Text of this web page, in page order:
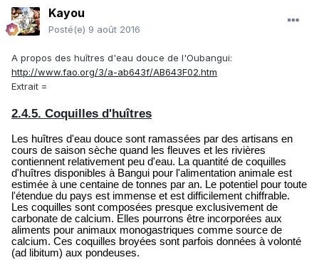
Kayou
Posté(e) 9 août 2016
A propos des huîtres d'eau douce de l'Oubangui:
http://www.fao.org/3/a-ab643f/AB643F02.htm
Extrait =
2.4.5. Coquilles d'huîtres
Les huîtres d'eau douce sont ramassées par des artisans en
cours de saison sèche quand les fleuves et les rivières
contiennent relativement peu d'eau. La quantité de coquilles
d'huîtres disponibles à Bangui pour l'alimentation animale est
estimée à une centaine de tonnes par an. Le potentiel pour toute
l'étendue du pays est immense et est difficilement chiffrable.
Les coquilles sont composées presque exclusivement de
carbonate de calcium. Elles pourrons être incorporées aux
aliments pour animaux monogastriques comme source de
calcium. Ces coquilles broyées sont parfois données à volonté
(ad libitum) aux pondeuses.